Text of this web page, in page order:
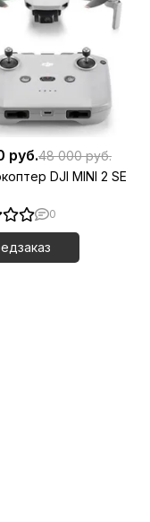
руб.48 000 руб.
DJI MINI 2 SE
0